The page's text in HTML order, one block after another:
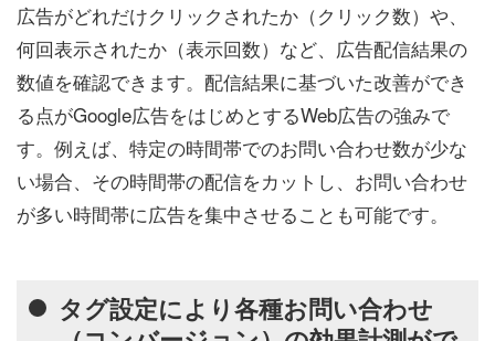
広告がどれだけクリックされたか（クリック数）や、
何回表示されたか（表示回数）など、広告配信結果の
数値を確認できます。配信結果に基づいた改善ができ
る点がGoogle広告をはじめとするWeb広告の強みで
す。例えば、特定の時間帯でのお問い合わせ数が少な
い場合、その時間帯の配信をカットし、お問い合わせ
が多い時間帯に広告を集中させることも可能です。
タグ設定により各種お問い合わせ